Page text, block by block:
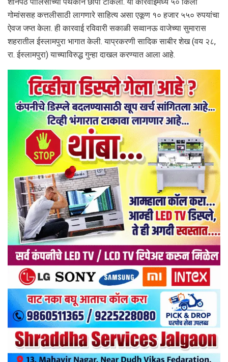
गोमांससह कत्तलीसाठी लागणारे साहित्य असा एकूण १० हजार ५५० रुपयांचा
ऐवज जप्त केला. ही कारवाई रविवारी सकाळी सव्वानऊ वाजेच्या सुमारास
शहरातील ईस्लामपुरा भागात केली. याप्रकरणी सादिक साबीर शेख (वय २८,
रा. ईस्लामपुरा) याच्याविरुद्ध गुन्हा दाखल करण्यात आला आहे.